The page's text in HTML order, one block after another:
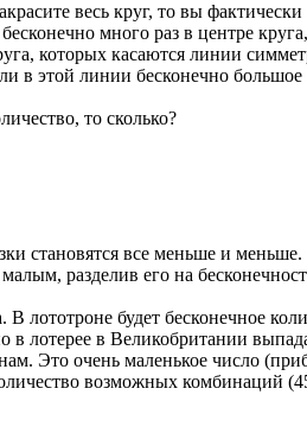
весь круг, то вы
много раз в центре
которых касаются линии
в этой линии бесконечно большое
то сколько?
становятся все меньше и
разделив его на
лототроне будет бесконечное
в лотерее в Великобритании
Это очень маленькое число
возможных комбинаций